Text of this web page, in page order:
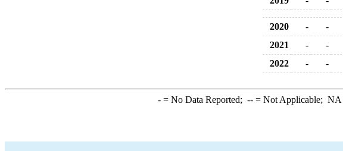
2020 - -
2021
- -
2022
- -
-= No Data Reported; --= Not Applicable; NA